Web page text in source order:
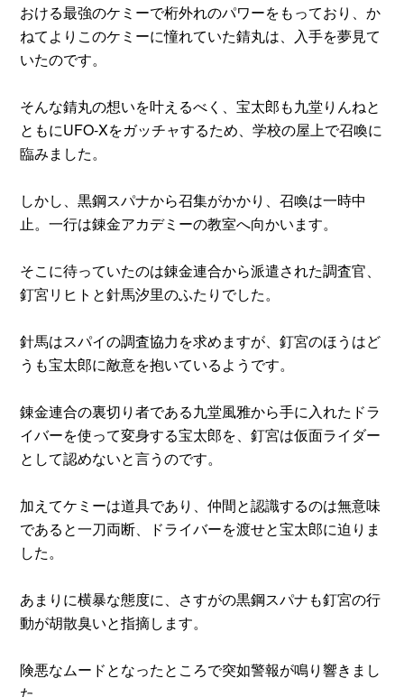
おける最強のケミーで桁外れのパワーをもっており、か
ねてよりこのケミーに憧れていた錆丸は、入手を夢見て
いたのです。
そんな錆丸の想いを叶えるべく、宝太郎も九堂りんねと
ともにUFO-Xをガッチャするため、学校の屋上で召喚に
臨みました。
しかし、黒鋼スパナから召集がかかり、召喚は一時中
止。一行は錬金アカデミーの教室へ向かいます。
そこに待っていたのは錬金連合から派遣された調査官、
釘宮リヒトと針馬汐里のふたりでした。
針馬はスパイの調査協力を求めますが、釘宮のほうはど
うも宝太郎に敵意を抱いているようです。
錬金連合の裏切り者である九堂風雅から手に入れたドラ
イバーを使って変身する宝太郎を、釘宮は仮面ライダー
として認めないと言うのです。
加えてケミーは道具であり、仲間と認識するのは無意味
であると一刀両断、ドライバーを渡せと宝太郎に迫りま
した。
あまりに横暴な態度に、さすがの黒鋼スパナも釘宮の行
動が胡散臭いと指摘します。
険悪なムードとなったところで突如警報が鳴り響きまし